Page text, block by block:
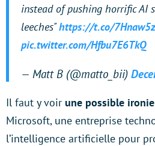
instead of pushing horrific AI
leeches"https://t.co/
pic.twitter.com/Hfbu7E6TkQ
— Matt B (@matto_bii)
Il faut y voir une possible ironie
Microsoft, une entreprise
l’intelligence artificielle pour